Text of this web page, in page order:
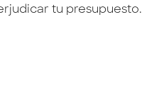
tu presupuesto.